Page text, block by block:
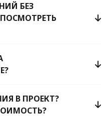
БЕЗ
В ПРОЕКТ?